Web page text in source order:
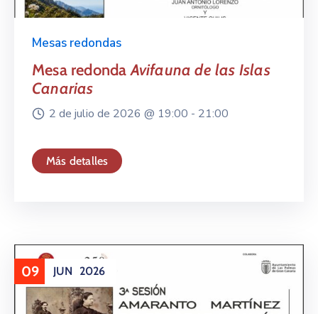
Mesas redondas
Mesa redondaAvifauna de las Islas
Canarias
2 de julio de 2026 @ 19:00 - 21:00
Más detalles
09 JUN 2026